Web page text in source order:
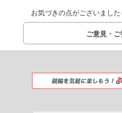
お気づきの点がございまし
ご意見・